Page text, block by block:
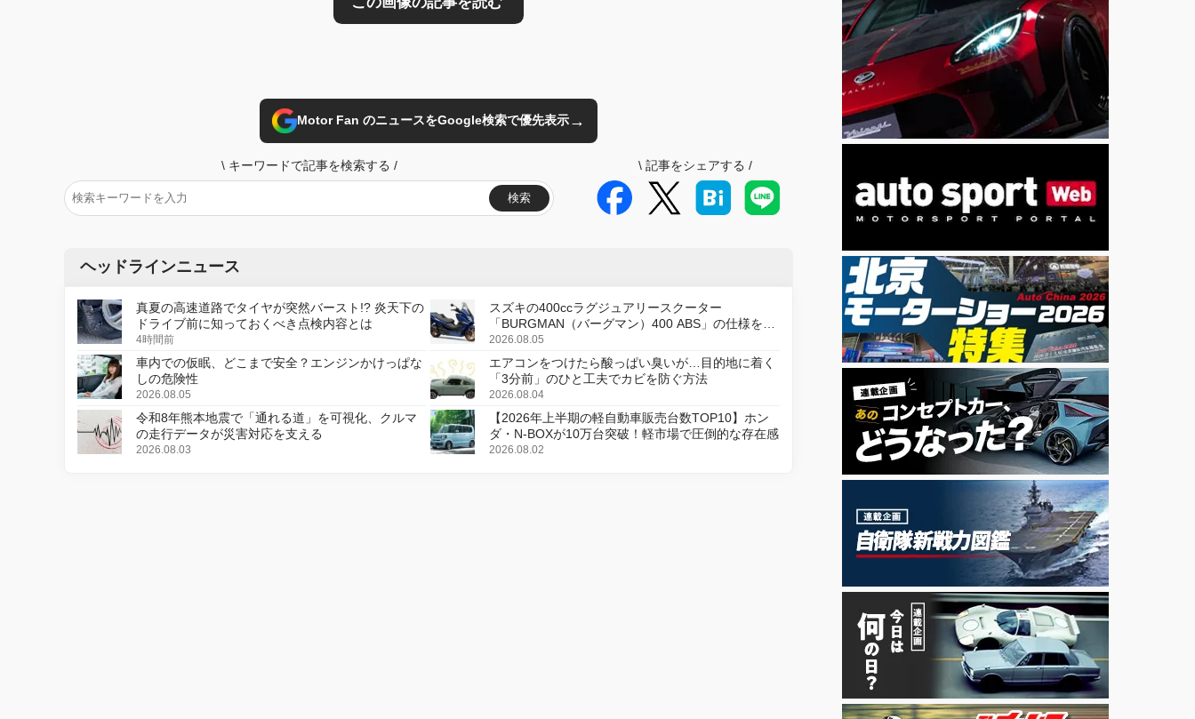
Motor Fan のニュースをGoogle検索で優先表示→
\ キーワードで記事を検索する /
検索
\ 記事をシェアする /
ヘッドラインニュース
真夏の高速道路でタイヤが突然バースト!? 炎天下の
ドライブ前に知っておくべき点検内容とは
4時間前
スズキの400ccラグジュアリースクーター
「BURGMAN（バーグマン）400 ABS」の仕様を変
更し、8月18日に発売
2026.08.05
車内での仮眠、どこまで安全？エンジンかけっぱな
しの危険性
2026.08.05
エアコンをつけたら酸っぱい臭いが…目的地に着く
「3分前」のひと工夫でカビを防ぐ方法
2026.08.04
令和8年熊本地震で「通れる道」を可視化、クルマ
の走行データが災害対応を支える
2026.08.03
【2026年上半期の軽自動車販売台数TOP10】ホン
ダ・N-BOXが10万台突破！軽市場で圧倒的な存在感
2026.08.02